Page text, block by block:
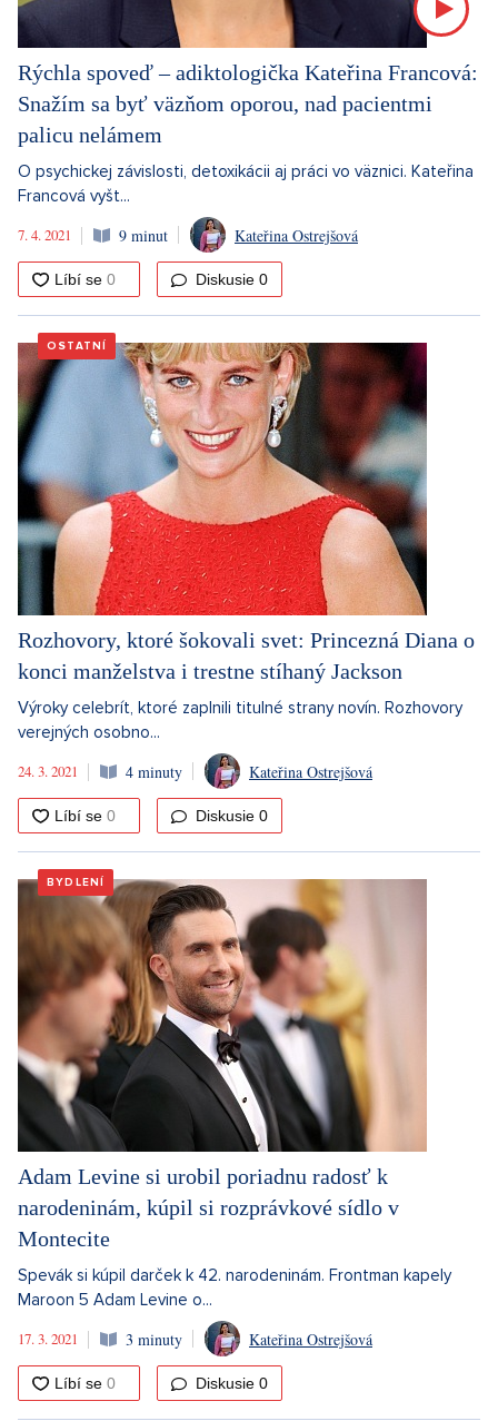
Rýchla spoveď – adiktologička Kateřina Francová:
Snažím sa byť väzňom oporou, nad pacientmi
palicu nelámem
O psychickej závislosti, detoxikácii aj práci vo väznici. Kateřina
Francová vyšt...
7. 4. 2021
9 minut Kateřina Ostrejšová
Diskusie 0
OSTATNÍ
Rozhovory, ktoré šokovali svet: Princezná Diana o
konci manželstva i trestne stíhaný Jackson
Výroky celebrít, ktoré zaplnili titulné strany novín. Rozhovory
verejných osobno...
24. 3. 2021
4 minuty Kateřina Ostrejšová
Diskusie 0
BYDLENÍ
Adam Levine si urobil poriadnu radosť k
narodeninám, kúpil si rozprávkové sídlo v
Montecite
Spevák si kúpil darček k 42. narodeninám. Frontman kapely
Maroon 5 Adam Levine o...
17. 3. 2021
3 minuty Kateřina Ostrejšová
Diskusie 0